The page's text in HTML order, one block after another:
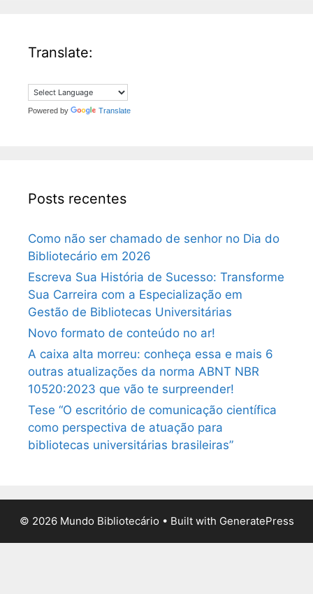
Translate:
Powered by Translate
Posts recentes
Como não ser chamado de senhor no Dia do
Bibliotecário em 2026
Escreva Sua História de Sucesso: Transforme
Sua Carreira com a Especialização em
Gestão de Bibliotecas Universitárias
Novo formato de conteúdo no ar!
A caixa alta morreu: conheça essa e mais 6
outras atualizações da norma ABNT NBR
10520:2023 que vão te surpreender!
Tese “O escritório de comunicação científica
como perspectiva de atuação para
bibliotecas universitárias brasileiras”
© 2026 Mundo Bibliotecário • Built with GeneratePress